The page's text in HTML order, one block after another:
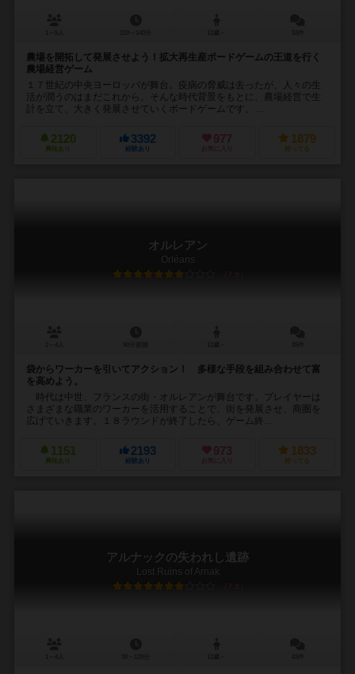
農場を開拓して発展させよう！拡大再生産ボードゲームの王道を行く
農場経営ゲーム
１７世紀の中央ヨーロッパが舞台。疫病の脅威は去ったが、人々の生
活が潤うのはまだこれから。そんな時代背景をもとに、農場経営で生
計を立て、大きく発展させていくボードゲームです。 ...
2120
興味あり
3392
経験あり
977
お気に入り
1879
持ってる
オルレアン
Orléans
7.9
袋からワーカーを引いてアクション！ 多様な手段を組み合わせて富
を高めよう。
時代は中世、フランスの街・オルレアンが舞台です。プレイヤーは
さまざまな職業のワーカーを活用することで、街を発展させ、商圏を
広げていきます。１８ラウンドが終了したら、ゲーム終...
1151
興味あり
2193
経験あり
973
お気に入り
1833
持ってる
アルナックの失われし遺跡
Lost Ruins of Arnak
7.8